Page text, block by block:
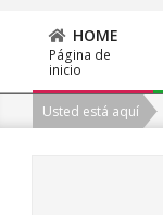
Primary
Navigation
Menu
HOME
Página de
inicio
Usted está aquí